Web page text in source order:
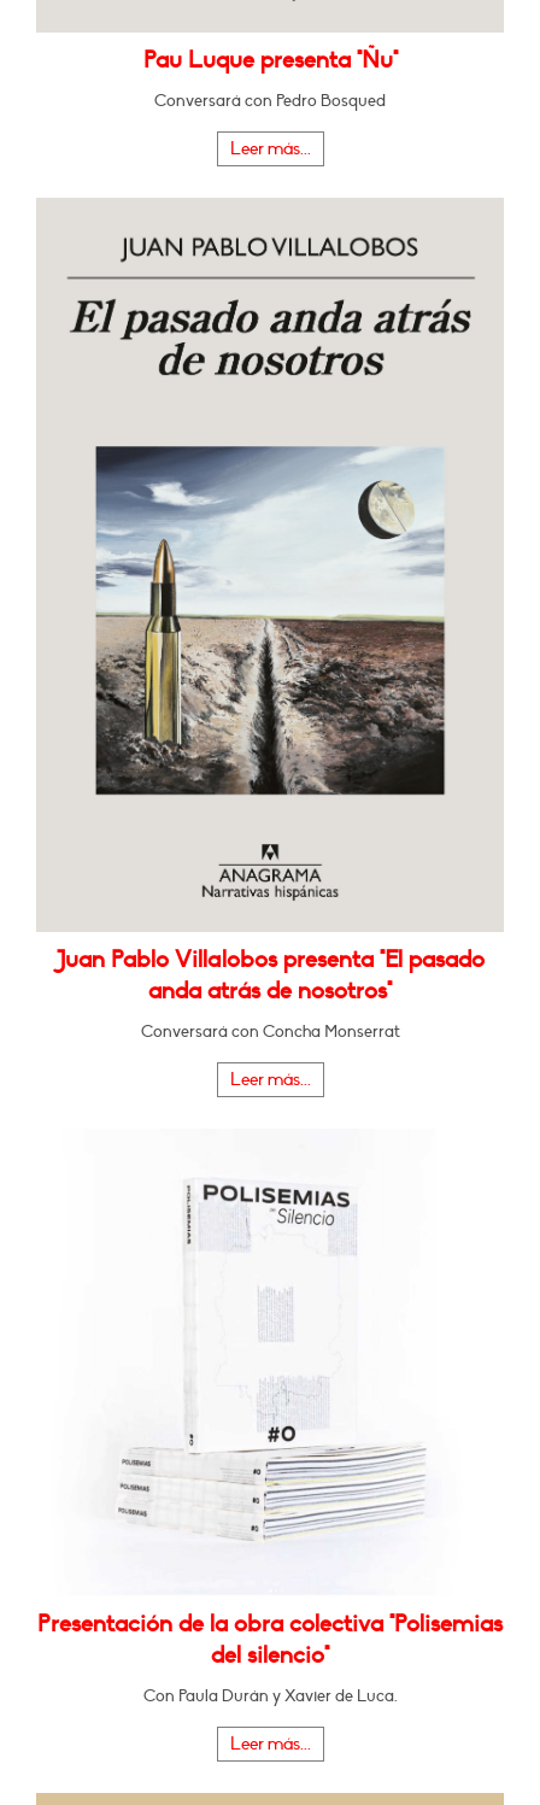
Pau Luque presenta "Ñu"
Conversará con Pedro Bosqued
Leer más...
Juan Pablo Villalobos presenta "El pasado
anda atrás de nosotros"
Conversará con Concha Monserrat
Leer más...
Presentación de la obra colectiva "Polisemias
del silencio"
Con Paula Durán y Xavier de Luca.
Leer más...